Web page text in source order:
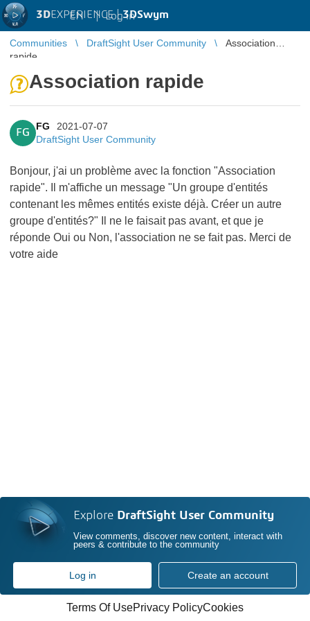
3DEXPERIENCE |3DSwym
EN | Log in
Communities DraftSight User Community
Association
rapide
Association rapide
FG
FG
2021-07-07
DraftSight User Community
Bonjour, j'ai un problème avec la fonction "Association
rapide". Il m'affiche un message "Un groupe d'entités
contenant les mêmes entités existe déjà. Créer un autre
groupe d'entités?" Il ne le faisait pas avant, et que je
réponde Oui ou Non, l'association ne se fait pas. Merci de
votre aide
Explore DraftSight User Community
View comments, discover new content, interact with
peers & contribute to the community
Log in Create an account
Terms Of UsePrivacy PolicyCookies